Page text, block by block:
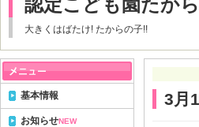
認定こども園たか
大きくはばたけ! たからの子!!
3月
基本情報
お知らせNEW